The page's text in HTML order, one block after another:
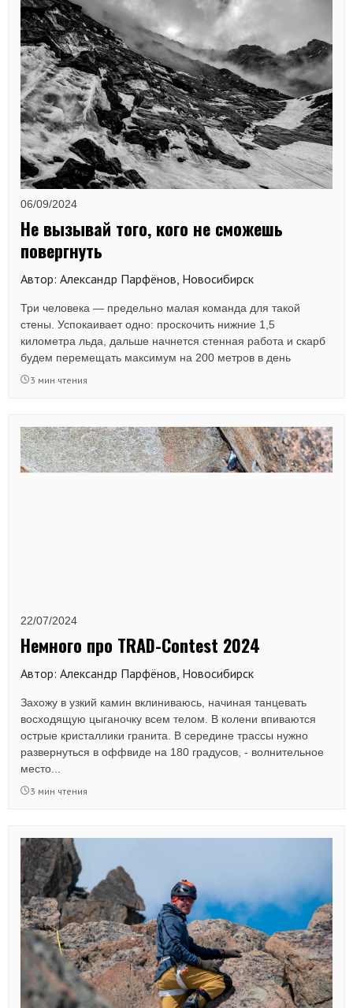
06/09/2024
Не вызывай того, кого не сможешь
повергнуть
Автор: Александр Парфёнов, Новосибирск
Три человека — предельно малая команда для такой
стены. Успокаивает одно: проскочить нижние 1,5
километра льда, дальше начнется стенная работа и скарб
будем перемещать максимум на 200 метров в день
3 мин чтения
22/07/2024
Немного про TRAD-Contest 2024
Автор: Александр Парфёнов, Новосибирск
Захожу в узкий камин вклиниваюсь, начиная танцевать
восходящую цыганочку всем телом. В колени впиваются
острые кристаллики гранита. В середине трассы нужно
развернуться в оффвиде на 180 градусов, - волнительное
место...
3 мин чтения